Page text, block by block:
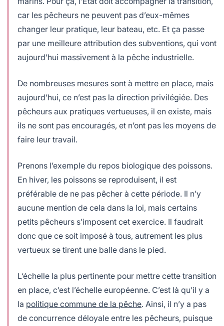
car les pêcheurs ne peuvent pas d’eux-mêmes
changer leur pratique, leur bateau, etc. Et ça passe
par une meilleure attribution des subventions, qui vont
aujourd’hui massivement à la pêche industrielle.
De nombreuses mesures sont à mettre en place, mais
aujourd’hui, ce n’est pas la direction privilégiée. Des
pêcheurs aux pratiques vertueuses, il en existe, mais
ils ne sont pas encouragés, et n’ont pas les moyens de
faire leur travail.
Prenons l’exemple du repos biologique des poissons.
En hiver, les poissons se reproduisent, il est
préférable de ne pas pêcher à cette période. Il n’y
aucune mention de cela dans la loi, mais certains
petits pêcheurs s’imposent cet exercice. Il faudrait
donc que ce soit imposé à tous, autrement les plus
vertueux se tirent une balle dans le pied.
L‘échelle la plus pertinente pour mettre cette transition
en place, c’est l’échelle européenne. C’est là qu’il y a
la politique commune de la pêche. Ainsi, il n’y a pas
de concurrence déloyale entre les pêcheurs, puisque